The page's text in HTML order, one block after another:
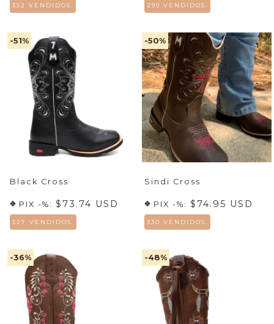
352 VENDIDOS. 299 VENDIDOS.
-51%
Black Cross
PIX -%: $73.74 USD
327 VENDIDOS.
-50%
Sindi Cross
PIX -%: $74.95 USD
330 VENDIDOS.
-36% -48%